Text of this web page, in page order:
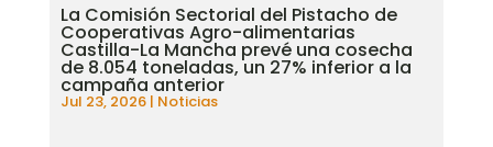
La Comisión Sectorial del Pistacho de
Cooperativas Agro-alimentarias
Castilla-La Mancha prevé una cosecha
de 8.054 toneladas, un 27% inferior a la
campaña anterior
Jul 23, 2026| Noticias